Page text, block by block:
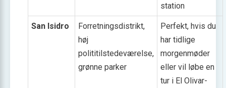
station
San Isidro
Forretningsdistrikt,
høj
polititilstedeværelse,
grønne parker
Perfekt, hvis du
har tidlige
morgenmøder
eller vil løbe en
tur i El Olivar-